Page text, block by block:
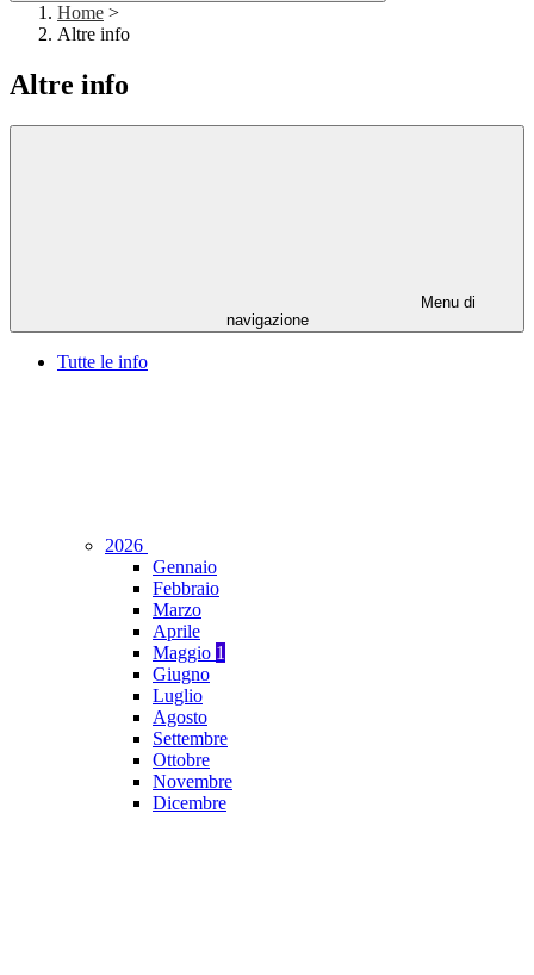
Home >
Altre info
Altre info
Menu di
navigazione
Tutte le info
2026
Gennaio
Febbraio
Marzo
Aprile
Maggio 1
Giugno
Luglio
Agosto
Settembre
Ottobre
Novembre
Dicembre